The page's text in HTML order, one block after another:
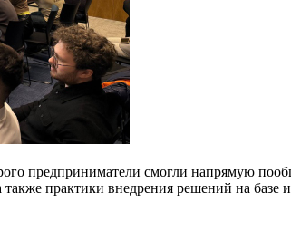
предприниматели смогли напрямую
практики внедрения решений на